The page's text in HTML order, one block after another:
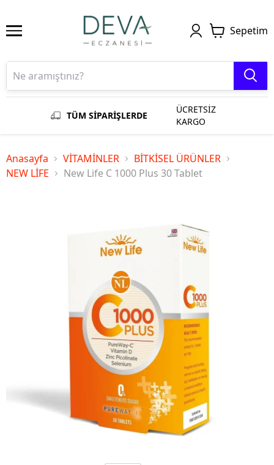
Sepetim
TÜM SİPARİŞLERDE
ÜCRETSİZ
KARGO
Anasayfa VİTAMİNLER
BİTKİSEL ÜRÜNLER
NEW LİFE
New Life C 1000 Plus 30 Tablet